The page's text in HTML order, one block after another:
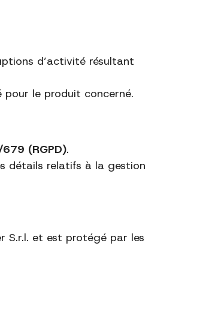
d’activité résultant
le produit concerné.
(RGPD).
détails relatifs à la gestion
S.r.l. et est protégé par les